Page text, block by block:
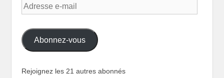
Adresse
e-
Abonnez-vous
Rejoignez les 21 autres abonnés